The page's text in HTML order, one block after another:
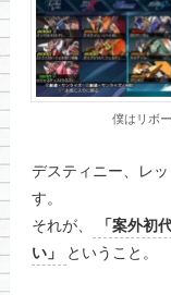
僕はリボ
デスティニー、レ
す。
それが、
「案外初
い」
ということ。